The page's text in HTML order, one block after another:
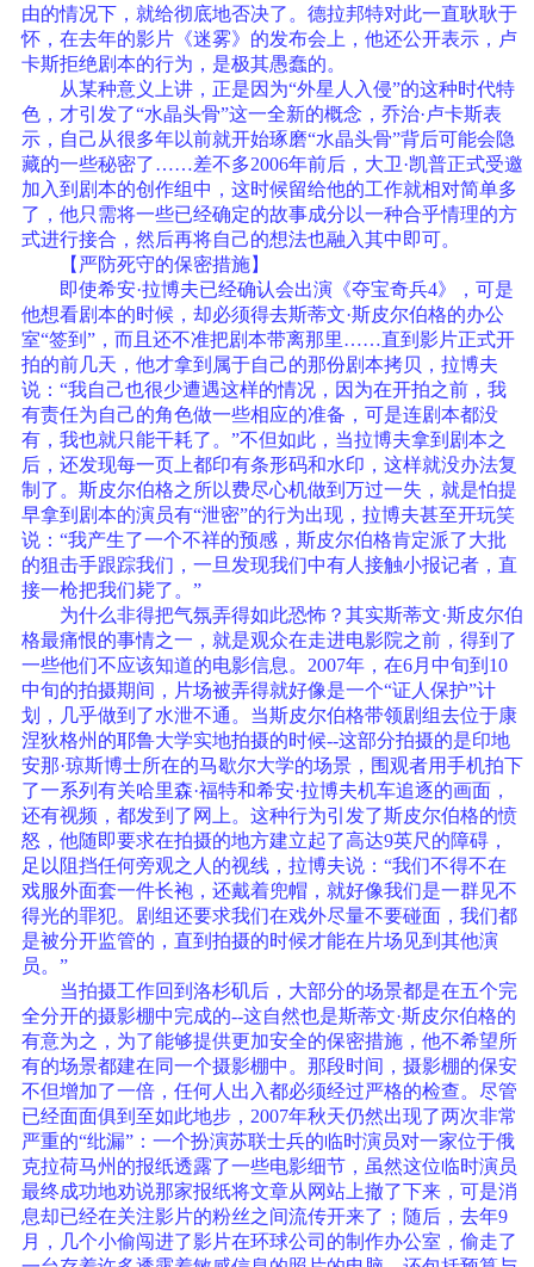
由的情况下，就给彻底地否决了。德拉邦特对此一直耿耿于
怀，在去年的影片《迷雾》的发布会上，他还公开表示，卢
卡斯拒绝剧本的行为，是极其愚蠢的。
从某种意义上讲，正是因为“外星人入侵”的这种时代特
色，才引发了“水晶头骨”这一全新的概念，乔治·卢卡斯表
示，自己从很多年以前就开始琢磨“水晶头骨”背后可能会隐
藏的一些秘密了……差不多2006年前后，大卫·凯普正式受邀
加入到剧本的创作组中，这时候留给他的工作就相对简单多
了，他只需将一些已经确定的故事成分以一种合乎情理的方
式进行接合，然后再将自己的想法也融入其中即可。
【严防死守的保密措施】
即使希安·拉博夫已经确认会出演《夺宝奇兵4》，可是
他想看剧本的时候，却必须得去斯蒂文·斯皮尔伯格的办公
室“签到”，而且还不准把剧本带离那里……直到影片正式开
拍的前几天，他才拿到属于自己的那份剧本拷贝，拉博夫
说：“我自己也很少遭遇这样的情况，因为在开拍之前，我
有责任为自己的角色做一些相应的准备，可是连剧本都没
有，我也就只能干耗了。”不但如此，当拉博夫拿到剧本之
后，还发现每一页上都印有条形码和水印，这样就没办法复
制了。斯皮尔伯格之所以费尽心机做到万过一失，就是怕提
早拿到剧本的演员有“泄密”的行为出现，拉博夫甚至开玩笑
说：“我产生了一个不祥的预感，斯皮尔伯格肯定派了大批
的狙击手跟踪我们，一旦发现我们中有人接触小报记者，直
接一枪把我们毙了。”
为什么非得把气氛弄得如此恐怖？其实斯蒂文·斯皮尔伯
格最痛恨的事情之一，就是观众在走进电影院之前，得到了
一些他们不应该知道的电影信息。2007年，在6月中旬到10
中旬的拍摄期间，片场被弄得就好像是一个“证人保护”计
划，几乎做到了水泄不通。当斯皮尔伯格带领剧组去位于康
涅狄格州的耶鲁大学实地拍摄的时候--这部分拍摄的是印地
安那·琼斯博士所在的马歇尔大学的场景，围观者用手机拍下
了一系列有关哈里森·福特和希安·拉博夫机车追逐的画面，
还有视频，都发到了网上。这种行为引发了斯皮尔伯格的愤
怒，他随即要求在拍摄的地方建立起了高达9英尺的障碍，
足以阻挡任何旁观之人的视线，拉博夫说：“我们不得不在
戏服外面套一件长袍，还戴着兜帽，就好像我们是一群见不
得光的罪犯。剧组还要求我们在戏外尽量不要碰面，我们都
是被分开监管的，直到拍摄的时候才能在片场见到其他演
员。”
当拍摄工作回到洛杉矶后，大部分的场景都是在五个完
全分开的摄影棚中完成的--这自然也是斯蒂文·斯皮尔伯格的
有意为之，为了能够提供更加安全的保密措施，他不希望所
有的场景都建在同一个摄影棚中。那段时间，摄影棚的保安
不但增加了一倍，任何人出入都必须经过严格的检查。尽管
已经面面俱到至如此地步，2007年秋天仍然出现了两次非常
严重的“纰漏”：一个扮演苏联士兵的临时演员对一家位于俄
克拉荷马州的报纸透露了一些电影细节，虽然这位临时演员
最终成功地劝说那家报纸将文章从网站上撤了下来，可是消
息却已经在关注影片的粉丝之间流传开来了；随后，去年9
月，几个小偷闯进了影片在环球公司的制作办公室，偷走了